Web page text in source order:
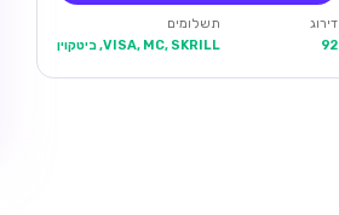
דירוג
92
תשלומים
VISA, MC, SKRILL, ביטקוין